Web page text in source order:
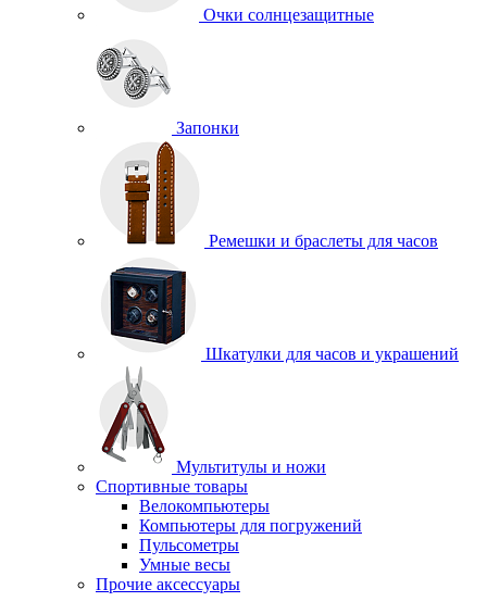
Очки солнцезащитные
Запонки
Ремешки и браслеты для часов
Шкатулки для часов и украшений
Мультитулы и ножи
Спортивные товары
Велокомпьютеры
Компьютеры для погружений
Пульсометры
Умные весы
Прочие аксессуары